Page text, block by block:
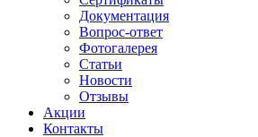
Документация
Вопрос-ответ
Фотогалерея
Статьи
Новости
Отзывы
Акции
Контакты